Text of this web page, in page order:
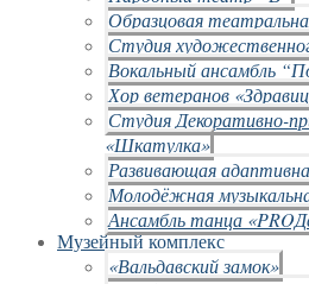
Образцовая
Студия
Вокальный ансамбль
Хор ветеранов
Студия Декоративно-
«Шкатулка»
Развивающая
Молодёжная
Ансамбль танца
Музейный комплекс
«Вальдавский замок»